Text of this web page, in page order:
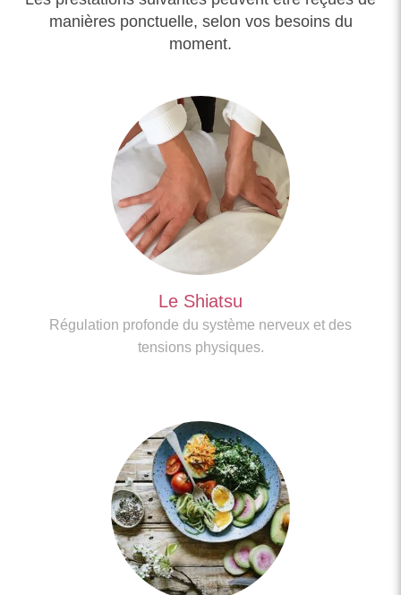
manières ponctuelle, selon vos besoins du
moment.
Le Shiatsu
Régulation profonde du système nerveux et des
tensions physiques.